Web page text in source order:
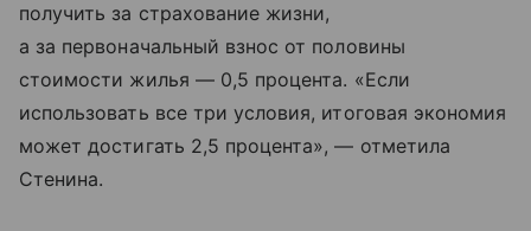
получить за страхование жизни,
а за первоначальный взнос от половины
стоимости жилья — 0,5 процента. «Если
использовать все три условия, итоговая экономия
может достигать 2,5 процента», — отметила
Стенина.